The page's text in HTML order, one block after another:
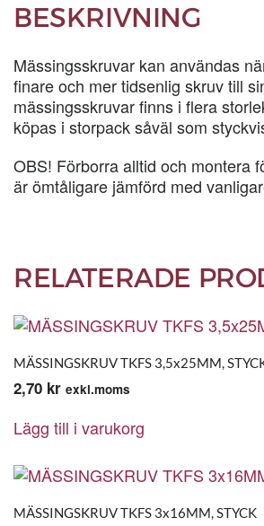
BESKRIVNING
Mässingsskruvar kan användas
finare och mer tidsenlig skruv till
mässingsskruvar finns i flera
köpas i storpack såväl som
OBS! Förborra alltid och montera
är ömtåligare jämförd med
RELATERADE
MÄSSINGSKRUV TKFS 3,5x25MM,
2,70 kr exkl.moms
Lägg till i varukorg
MÄSSINGSKRUV TKFS 3x16MM, STYCK